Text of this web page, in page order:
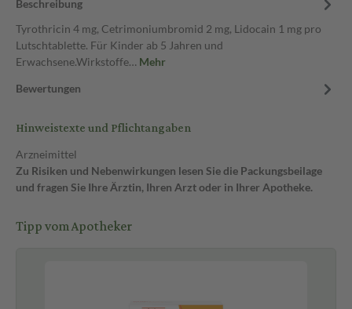
Beschreibung
Tyrothricin 4 mg, Cetrimoniumbromid 2 mg, Lidocain 1 mg pro
Lutschtablette. Für Kinder ab 5 Jahren und
Erwachsene.Wirkstoffe… Mehr
Bewertungen
Hinweistexte und Pflichtangaben
Arzneimittel
Zu Risiken und Nebenwirkungen lesen Sie die Packungsbeilage
und fragen Sie Ihre Ärztin, Ihren Arzt oder in Ihrer Apotheke.
Tipp vom Apotheker